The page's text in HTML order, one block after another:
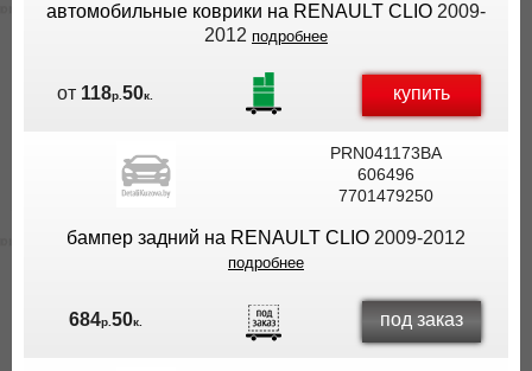
автомобильные коврики на RENAULT CLIO 2009-
2012 подробнее
от 118р.50к. купить
PRN041173BA
606496
7701479250
бампер задний на RENAULT CLIO 2009-2012
подробнее
684р. 50к. под заказ